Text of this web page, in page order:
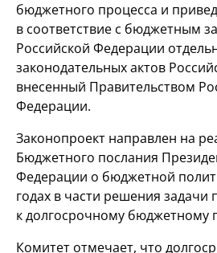
бюджетного процесса и
в соответствие с бюджетным
Российской Федерации
законодательных актов
внесенный Правительством
Федерации.
Законопроект направлен на
Бюджетного послания
Федерации о бюджетной
годах в части решения задачи
к долгосрочному бюджетному
Комитет отмечает, что